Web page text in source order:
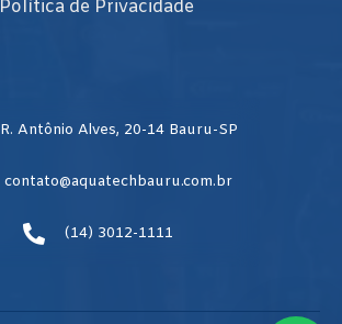
Política de Privacidade
R. Antônio Alves, 20-14 Bauru-SP
contato@aquatechbauru.com.br
(14) 3012-1111